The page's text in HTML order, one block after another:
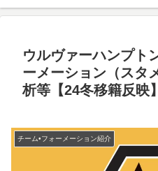
ウルヴァーハンプト
ーメーション（スタ
析等【24冬移籍反映】
チーム•フォーメーション紹介